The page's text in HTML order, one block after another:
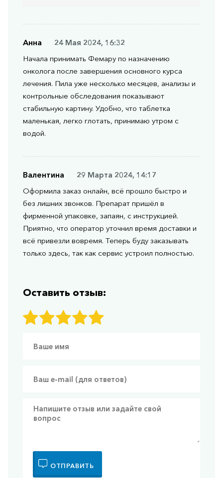
Анна
24 Мая 2024, 16:32
Начала принимать Фемару по назначению
онколога после завершения основного курса
лечения. Пила уже несколько месяцев, анализы и
контрольные обследования показывают
стабильную картину. Удобно, что таблетка
маленькая, легко глотать, принимаю утром с
водой.
Валентина
29 Марта 2024, 14:17
Оформила заказ онлайн, всё прошло быстро и
без лишних звонков. Препарат пришёл в
фирменной упаковке, запаян, с инструкцией.
Приятно, что оператор уточнил время доставки и
всё привезли вовремя. Теперь буду заказывать
только здесь, так как сервис устроил полностью.
Оставить отзыв:
ОТПРАВИТЬ